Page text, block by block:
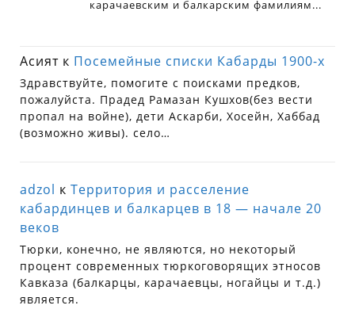
Асият к Посемейные списки Кабарды 1900-х
Здравствуйте, помогите с поисками предков,
пожалуйста. Прадед Рамазан Кушхов(без вести
пропал на войне), дети Аскарби, Хосейн, Хаббад
(возможно живы). село…
adzol кТерритория и расселение
кабардинцев и балкарцев в 18 — начале 20
веков
Тюрки, конечно, не являются, но некоторый
процент современных тюркоговорящих этносов
Кавказа (балкарцы, карачаевцы, ногайцы и т.д.)
является.